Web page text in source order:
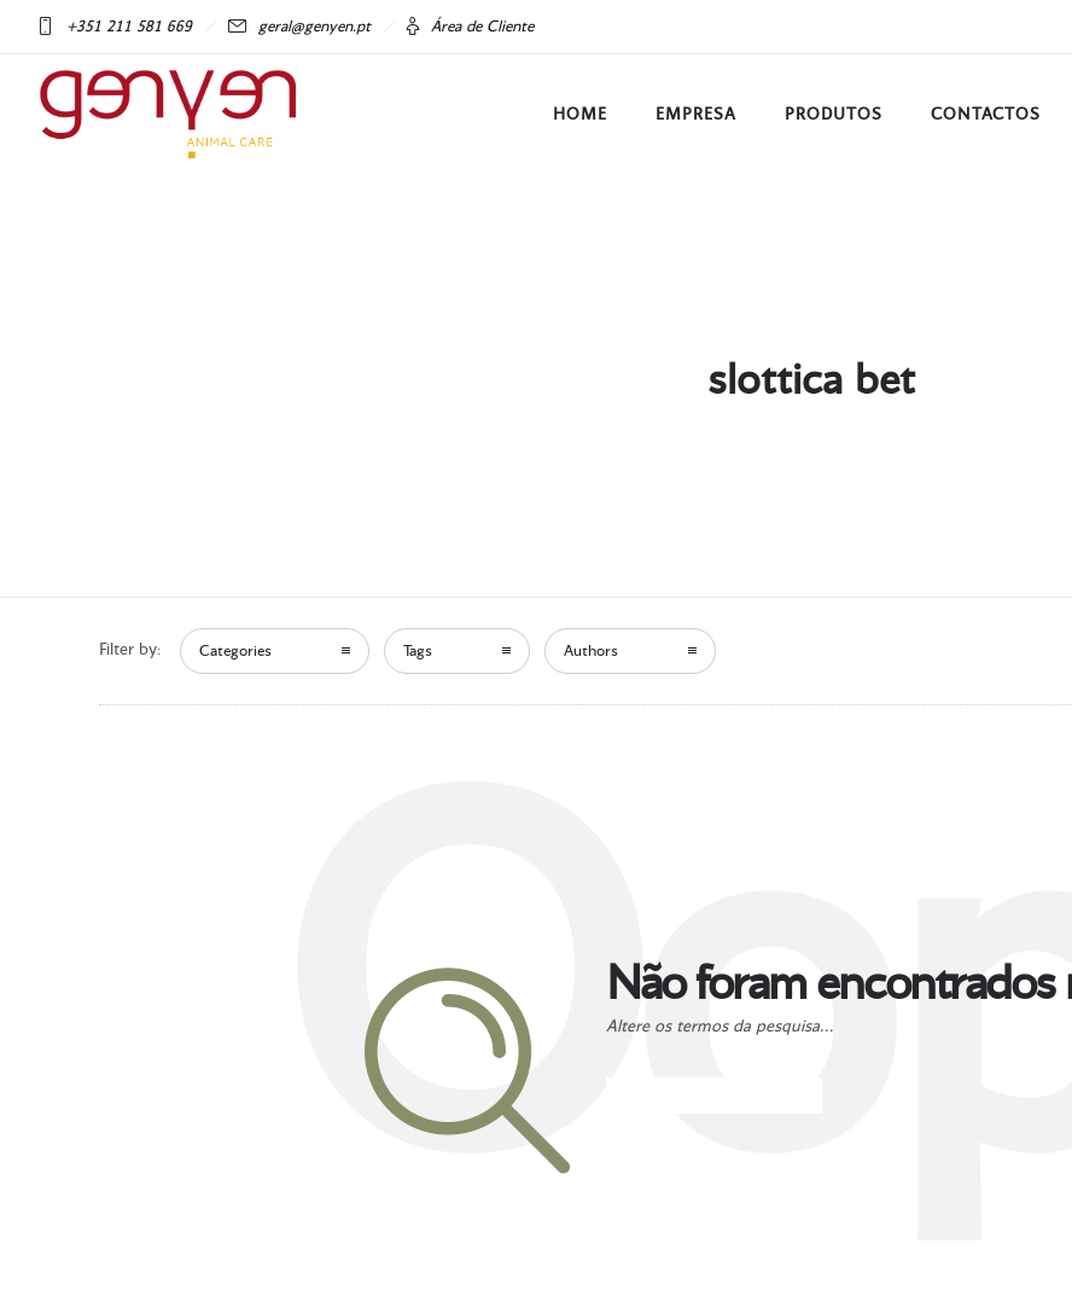
+351 211 581 669 geral@genyen.pt Área de Cliente
HOME EMPRESA PRODUTOS CONTACTOS
slottica bet
Filter by: Categories Tags Authors
Não foram encontrados
Altere os termos da pesquisa...